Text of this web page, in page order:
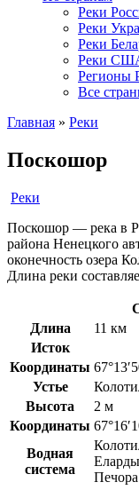
Реки
Реки
Реки
Реки
Все
Главная » Реки
Поскошор
Реки
Поскошор — река в
района Ненецкого
оконечность озера
Длина реки
Длина
11 км
Исток
Координаты
Устье
Высота
2 м
Координаты
Водная
система